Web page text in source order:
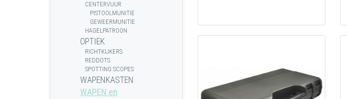
CENTERVUUR
PISTOOLMUNITIE
GEWEERMUNITIE
HAGELPATROON
OPTIEK
RICHTKIJKERS
REDDOTS
SPOTTING SCOPES
WAPENKASTEN
WAPEN en